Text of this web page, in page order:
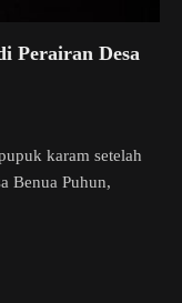
Perairan Desa
karam setelah
Benua Puhun,